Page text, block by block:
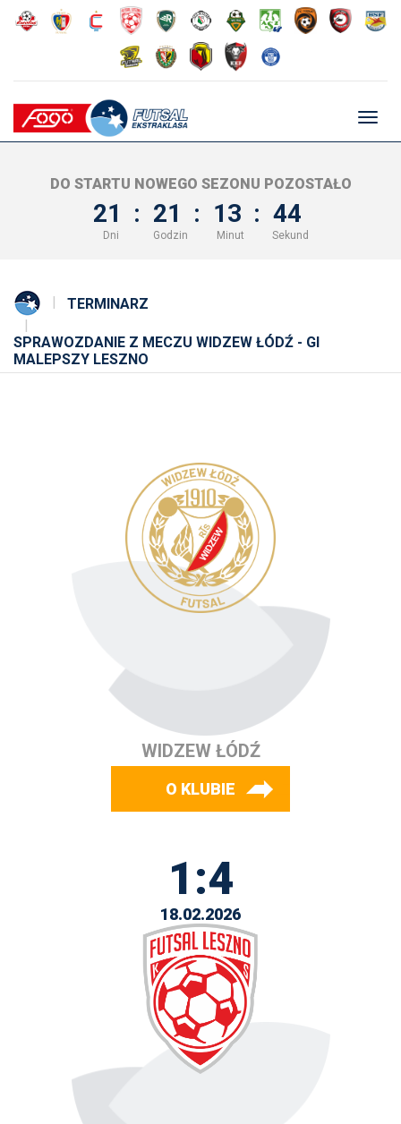
DO STARTU NOWEGO SEZONU POZOSTAŁO
21 : 21 : 13 : 43
Dni Godzin Minut Sekund
TERMINARZ
SPRAWOZDANIE Z MECZU WIDZEW ŁÓDŹ - GI
MALEPSZY LESZNO
WIDZEW ŁÓDŹ
O KLUBIE
1:4
18.02.2026